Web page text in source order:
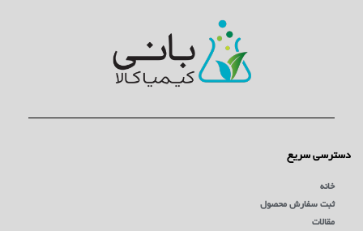
دسترسی سریع
خانه
ثبت سفارش محصول
مقالات